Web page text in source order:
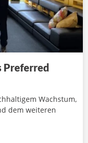
Preferred
Wachstum,
dem weiteren